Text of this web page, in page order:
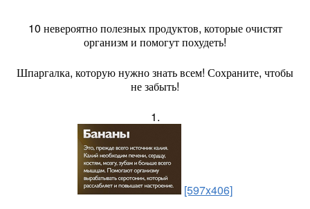
10 невероятно полезных продуктов, которые очистят
организм и помогут похудеть!
Шпаргалка, которую нужно знать всем! Сохраните, чтобы
не забыть!
1.
[597x406]